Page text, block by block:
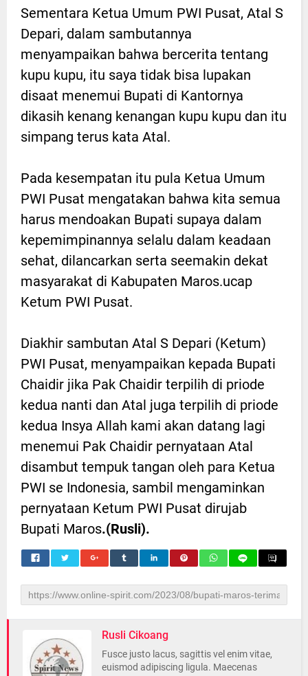
Sementara Ketua Umum PWI Pusat, Atal S
Depari, dalam sambutannya
menyampaikan bahwa bercerita tentang
kupu kupu, itu saya tidak bisa lupakan
disaat menemui Bupati di Kantornya
dikasih kenang kenangan kupu kupu dan itu
simpang terus kata Atal.
Pada kesempatan itu pula Ketua Umum
PWI Pusat mengatakan bahwa kita semua
harus mendoakan Bupati supaya dalam
kepemimpinannya selalu dalam keadaan
sehat, dilancarkan serta seemakin dekat
masyarakat di Kabupaten Maros.ucap
Ketum PWI Pusat.
Diakhir sambutan Atal S Depari (Ketum)
PWI Pusat, menyampaikan kepada Bupati
Chaidir jika Pak Chaidir terpilih di priode
kedua nanti dan Atal juga terpilih di priode
kedua Insya Allah kami akan datang lagi
menemui Pak Chaidir pernyataan Atal
disambut tempuk tangan oleh para Ketua
PWI se Indonesia, sambil mengaminkan
pernyataan Ketum PWI Pusat dirujab
Bupati Maros.(Rusli).
Rusli Cikoang
Fusce justo lacus, sagittis vel enim vitae,
euismod adipiscing ligula. Maecenas